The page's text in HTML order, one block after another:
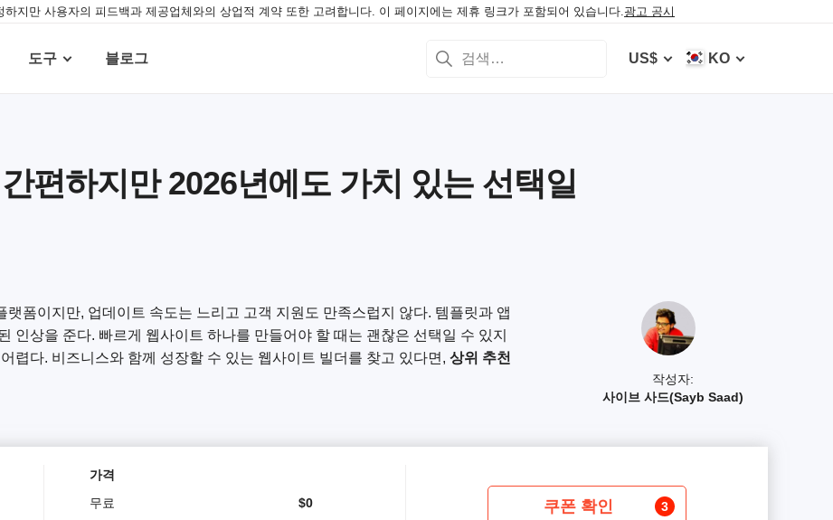
지만 사용자의 피드백과 제공업체와의 상업적 계약 또한 고려합니다. 이 페이지에는 제휴 링크가 포함되어 있습니다.광고 공시
도구 블로그 US$ KO
편하지만 2026년에도 가치 있는 선택일
작성자:
사이브 사드(Sayb Saad)
폼이지만, 업데이트 속도는 느리고 고객 지원도 만족스럽지 않다. 템플릿과 앱
인상을 준다. 빠르게 웹사이트 하나를 만들어야 할 때는 괜찮은 선택일 수 있지
렵다. 비즈니스와 함께 성장할 수 있는 웹사이트 빌더를 찾고 있다면, 상위 추천
가격
무료
$0
쿠폰 확인 3